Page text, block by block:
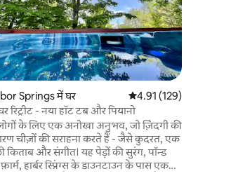
133 समीक्षाएँ
Springs में घर औसत रेटिंग 5 में से 4.91,
4.91 (129)
रिट्रीट - नया हॉट टब और पियानो
के लिए एक अनोखा अनुभव, जो ज़िंदगी की
चीज़ों की सराहना करते हैं - जैसे कुदरत, एक
और संगीत। यह पेड़ों की सुरंग, पॉन्ड
हार्बर स्प्रिंग्स के डाउनटाउन के पास एक